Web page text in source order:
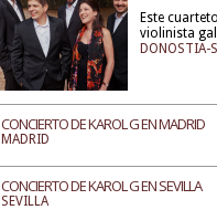
Este
violinista
DONOSTIA-
CONCIERTO DE KAROL G EN MADRID
MADRID
CONCIERTO DE KAROL G EN SEVILLA
SEVILLA